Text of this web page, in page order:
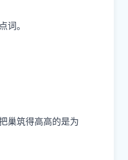
词。
巢筑得高高的是为